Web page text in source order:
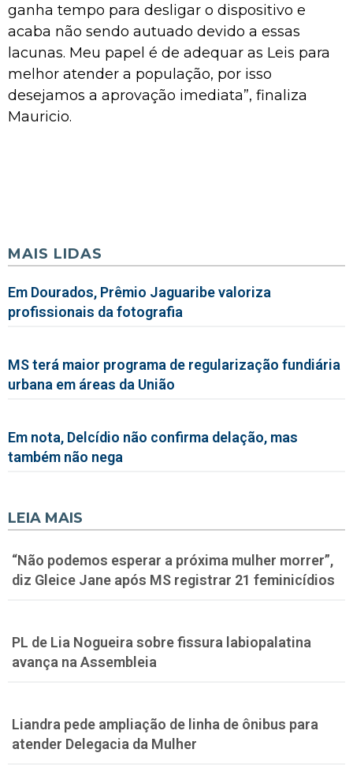
ganha tempo para desligar o dispositivo e
acaba não sendo autuado devido a essas
lacunas. Meu papel é de adequar as Leis para
melhor atender a população, por isso
desejamos a aprovação imediata”, finaliza
Mauricio.
MAIS LIDAS
Em Dourados, Prêmio Jaguaribe valoriza
profissionais da fotografia
MS terá maior programa de regularização fundiária
urbana em áreas da União
Em nota, Delcídio não confirma delação, mas
também não nega
LEIA MAIS
“Não podemos esperar a próxima mulher morrer”,
diz Gleice Jane após MS registrar 21 feminicídios
PL de Lia Nogueira sobre fissura labiopalatina
avança na Assembleia
Liandra pede ampliação de linha de ônibus para
atender Delegacia da Mulher